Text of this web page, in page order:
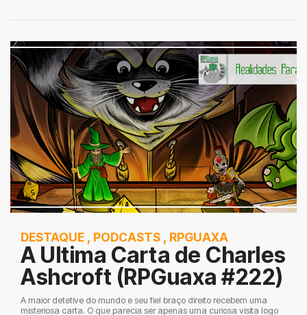
DESTAQUE , PODCASTS , RPGUAXA
A Ultima Carta de Charles
Ashcroft (RPGuaxa #222)
A maior detetive do mundo e seu fiel braço direito recebem uma
misteriosa carta. O que parecia ser apenas uma curiosa visita logo